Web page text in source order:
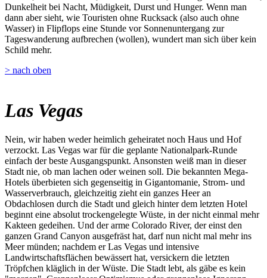
Dunkelheit bei Nacht, Müdigkeit, Durst und Hunger. Wenn man
dann aber sieht, wie Touristen ohne Rucksack (also auch ohne
Wasser) in Flipflops eine Stunde vor Sonnenuntergang zur
Tageswanderung aufbrechen (wollen), wundert man sich über kein
Schild mehr.
> nach oben
Las Vegas
Nein, wir haben weder heimlich geheiratet noch Haus und Hof
verzockt. Las Vegas war für die geplante Nationalpark-Runde
einfach der beste Ausgangspunkt. Ansonsten weiß man in dieser
Stadt nie, ob man lachen oder weinen soll. Die bekannten Mega-
Hotels überbieten sich gegenseitig in Gigantomanie, Strom- und
Wasserverbrauch, gleichzeitig zieht ein ganzes Heer an
Obdachlosen durch die Stadt und gleich hinter dem letzten Hotel
beginnt eine absolut trockengelegte Wüste, in der nicht einmal mehr
Kakteen gedeihen. Und der arme Colorado River, der einst den
ganzen Grand Canyon ausgefräst hat, darf nun nicht mal mehr ins
Meer münden; nachdem er Las Vegas und intensive
Landwirtschaftsflächen bewässert hat, versickern die letzten
Tröpfchen kläglich in der Wüste. Die Stadt lebt, als gäbe es kein